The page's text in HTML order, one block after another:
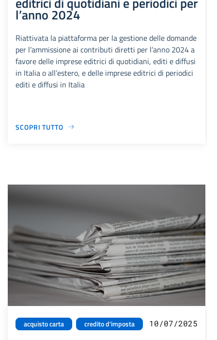
l’anno 2024
Riattivata la piattaforma per la gestione delle domande
per l’ammissione ai contributi diretti per l’anno 2024 a
favore delle imprese editrici di quotidiani, editi e diffusi
in Italia o all’estero, e delle imprese editrici di periodici
editi e diffusi in Italia
SCOPRI TUTTO
acquisto carta credito d'imposta 10/07/2025